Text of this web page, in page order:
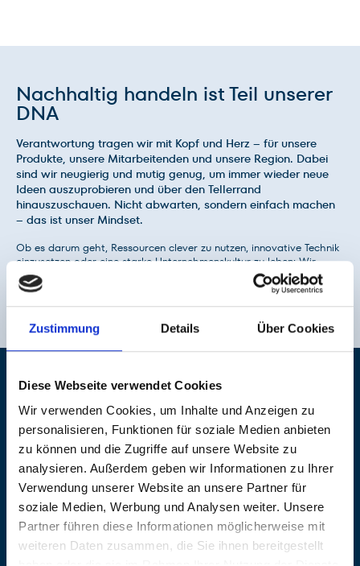
Zustimmung Details Über Cookies
Diese Webseite verwendet Cookies
Wir verwenden Cookies, um Inhalte und Anzeigen zu
personalisieren, Funktionen für soziale Medien anbieten
zu können und die Zugriffe auf unsere Website zu
analysieren. Außerdem geben wir Informationen zu Ihrer
Verwendung unserer Website an unsere Partner für
soziale Medien, Werbung und Analysen weiter. Unsere
Partner führen diese Informationen möglicherweise mit
weiteren Daten zusammen, die Sie ihnen bereitgestellt
Nachhaltig handeln ist Teil unserer
DNA
Verantwortung tragen wir mit Kopf und Herz – für unsere
Produkte, unsere Mitarbeitenden und unsere Region. Dabei
sind wir neugierig und mutig genug, um immer wieder neue
Ideen auszuprobieren und über den Tellerrand
hinauszuschauen. Nicht abwarten, sondern einfach machen
– das ist unser Mindset.
Ob es darum geht, Ressourcen clever zu nutzen, innovative Technik
einzusetzen oder eine starke Unternehmenskultur zu leben: Wir
machen Nachhaltigkeit praktisch und greifbar. Für uns heißt das,
heute schon an morgen zu denken – mit einem klaren Ziel: besser